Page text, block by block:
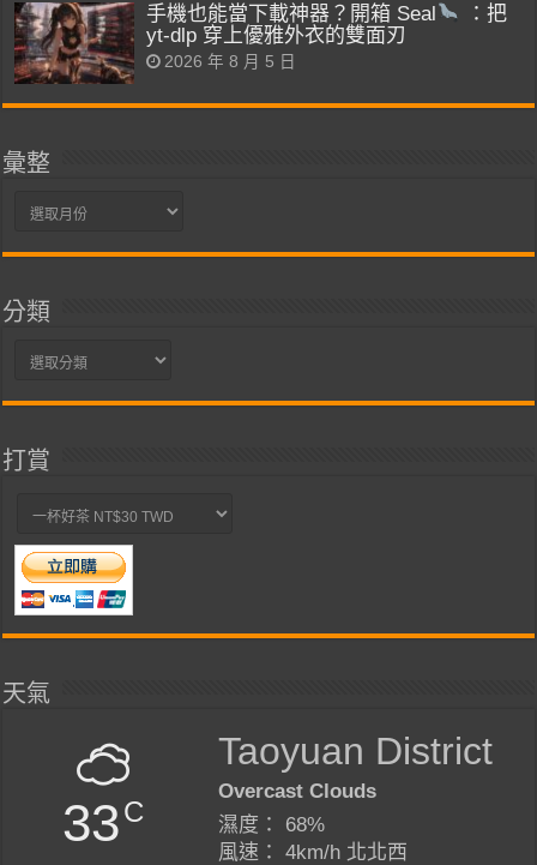
手機也能當下載神器？開箱 Seal
：把
yt-dlp 穿上優雅外衣的雙面刃
2026 年 8 月 5 日
彙整
彙
分類
分
打賞
天氣
33C
Taoyuan District
Overcast Clouds
濕度： 68%
風速： 4km/h 北北西